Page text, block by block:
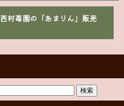
西村苺園の「あまりん」販売